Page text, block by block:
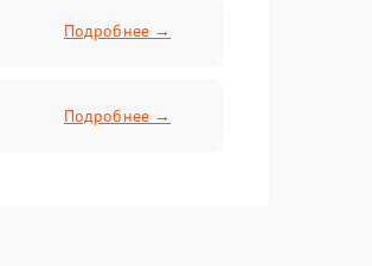
Подробнее →
Подробнее →